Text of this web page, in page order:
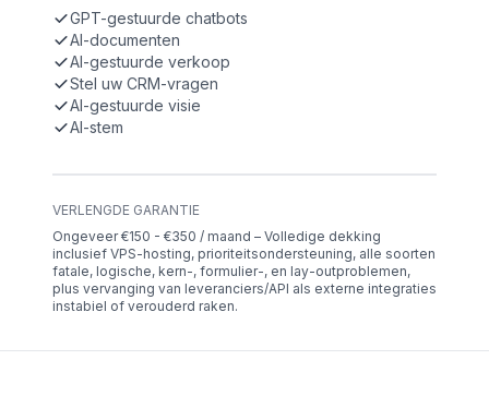
GPT-gestuurde chatbots
AI-documenten
AI-gestuurde verkoop
Stel uw CRM-vragen
AI-gestuurde visie
AI-stem
VERLENGDE GARANTIE
Ongeveer €150 - €350 / maand – Volledige dekking
inclusief VPS-hosting, prioriteitsondersteuning, alle soorten
fatale, logische, kern-, formulier-, en lay-outproblemen,
plus vervanging van leveranciers/API als externe integraties
instabiel of verouderd raken.